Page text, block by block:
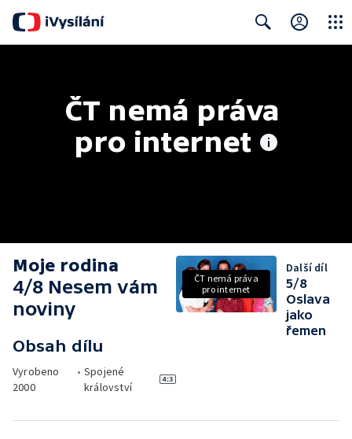
ČT nemá práva
pro internet
Moje rodina
4/8 Nesem vám
noviny
Obsah dílu
Vyrobeno
2000
• Spojené
království
ČT nemá práva
pro internet
Další díl
5/8
Oslava
jako
řemen